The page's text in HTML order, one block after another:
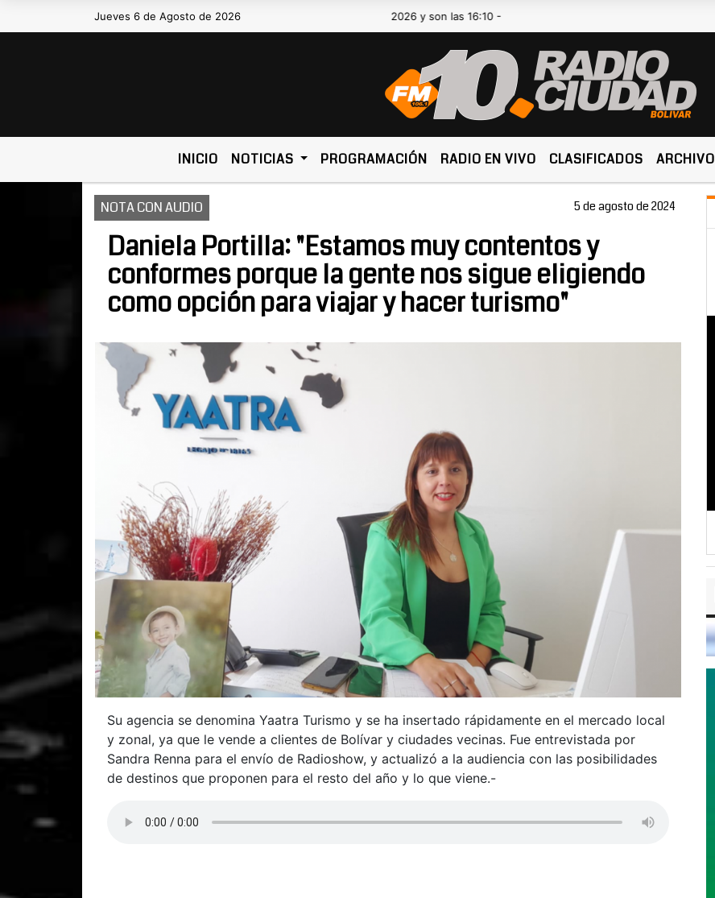
Jueves 6 de Agosto de 2026Hoy es Jueves 6 de Agosto de 2026 y son las 16:10 -
INICIO NOTICIAS PROGRAMACIÓN RADIO EN VIVO CLASIFICADOS ARCHIVO
NOTA CON AUDIO 5 de agosto de 2024
Daniela Portilla: "Estamos muy contentos y
conformes porque la gente nos sigue eligiendo
como opción para viajar y hacer turismo"
Su agencia se denomina Yaatra Turismo y se ha insertado rápidamente en el mercado local
y zonal, ya que le vende a clientes de Bolívar y ciudades vecinas. Fue entrevistada por
Sandra Renna para el envío de Radioshow, y actualizó a la audiencia con las posibilidades
de destinos que proponen para el resto del año y lo que viene.-